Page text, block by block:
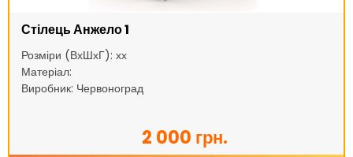
Стілець Анжело 1
Розміри (ВхШхГ): хх
Матеріал:
Виробник: Червоноград
2 000 грн.